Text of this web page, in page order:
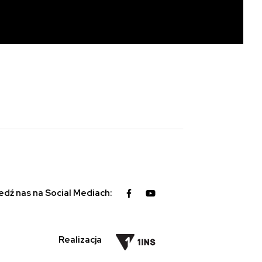
nas na Social Mediach:
Realizacja